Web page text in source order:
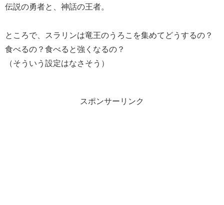
伝説の勇者と、神話の王者。
ところで、スラリンは竜王のうろこを集めてどうするの？
食べるの？食べると強くなるの？
（そういう設定はなさそう）
スポンサーリンク